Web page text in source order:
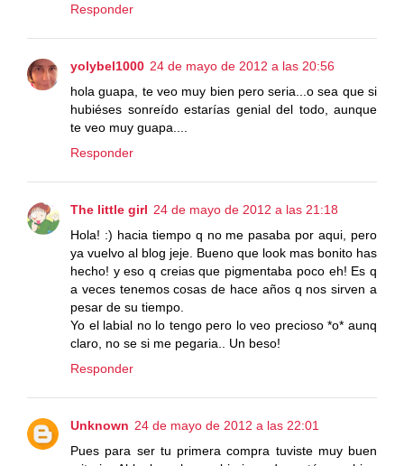
Responder
yolybel1000 24 de mayo de 2012 a las 20:56
hola guapa, te veo muy bien pero seria...o sea que si
hubiéses sonreído estarías genial del todo, aunque
te veo muy guapa....
Responder
The little girl 24 de mayo de 2012 a las 21:18
Hola! :) hacia tiempo q no me pasaba por aqui, pero
ya vuelvo al blog jeje. Bueno que look mas bonito has
hecho! y eso q creias que pigmentaba poco eh! Es q
a veces tenemos cosas de hace años q nos sirven a
pesar de su tiempo.
Yo el labial no lo tengo pero lo veo precioso *o* aunq
claro, no se si me pegaria.. Un beso!
Responder
Unknown 24 de mayo de 2012 a las 22:01
Pues para ser tu primera compra tuviste muy buen